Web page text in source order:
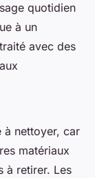
quotidien
à un
avec des
nettoyer, car
matériaux
à retirer. Les